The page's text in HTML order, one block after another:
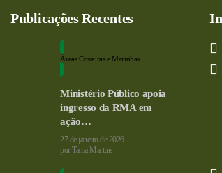
Publicações Recentes
Áreas Costeiras e Marinhas
Ministério Público apoia
ingresso da RMA em
ação…
27 de janeiro de 2026
porTania Martins